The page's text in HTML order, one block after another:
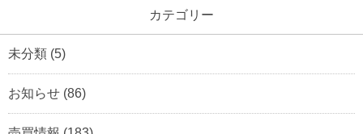
カテゴリー
未分類 (5)
お知らせ (86)